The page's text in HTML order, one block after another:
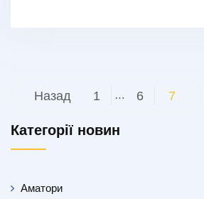
Пагінація
Назад 1 … 6 7
Категорії новин
Аматори